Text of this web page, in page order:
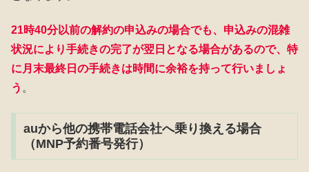
21時40分以前の解約の申込みの場合でも、申込みの混雑
状況により手続きの完了が翌日となる場合があるので、特
に月末最終日の手続きは時間に余裕を持って行いましょ
う 。
auから他の携帯電話会社へ乗り換える場合
（MNP予約番号発行）